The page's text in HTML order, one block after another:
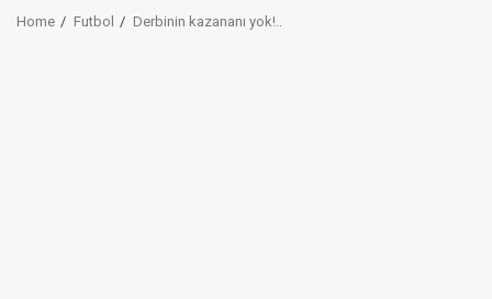
Home Futbol Derbinin kazananı yok!..